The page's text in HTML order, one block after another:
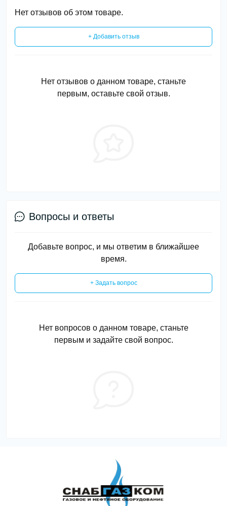
Нет отзывов об этом товаре.
+ Добавить отзыв
Нет отзывов о данном товаре, станьте
первым, оставьте свой отзыв.
Вопросы и ответы
Добавьте вопрос, и мы ответим в ближайшее
время.
+ Задать вопрос
Нет вопросов о данном товаре, станьте
первым и задайте свой вопрос.